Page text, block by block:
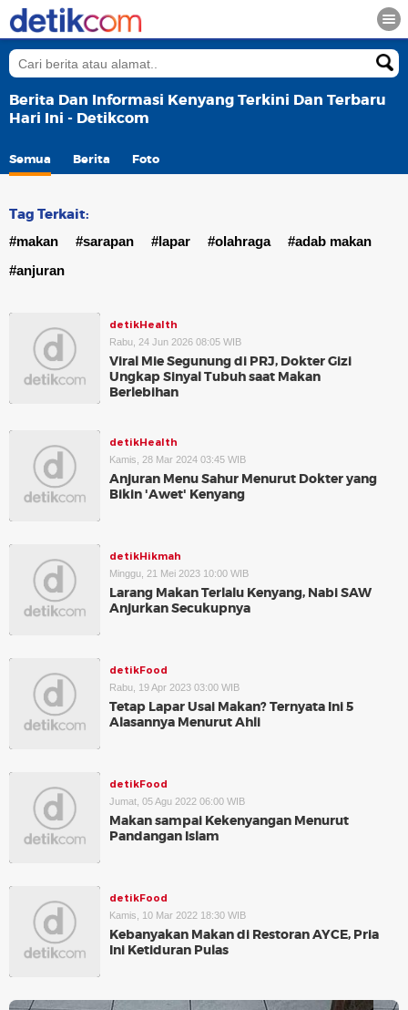
Berita Dan Informasi Kenyang Terkini Dan Terbaru
Hari Ini - Detikcom
Semua Berita Foto
Tag Terkait:
#makan #sarapan #lapar #olahraga
#adab makan
#anjuran
detikHealth
Rabu, 24 Jun 2026 08:05 WIB
Viral Mie Segunung di PRJ, Dokter Gizi
Ungkap Sinyal Tubuh saat Makan
Berlebihan
detikHealth
Kamis, 28 Mar 2024 03:45 WIB
Anjuran Menu Sahur Menurut Dokter yang
Bikin 'Awet' Kenyang
detikHikmah
Minggu, 21 Mei 2023 10:00 WIB
Larang Makan Terlalu Kenyang, Nabi SAW
Anjurkan Secukupnya
detikFood
Rabu, 19 Apr 2023 03:00 WIB
Tetap Lapar Usai Makan? Ternyata Ini 5
Alasannya Menurut Ahli
detikFood
Jumat, 05 Agu 2022 06:00 WIB
Makan sampai Kekenyangan Menurut
Pandangan Islam
detikFood
Kamis, 10 Mar 2022 18:30 WIB
Kebanyakan Makan di Restoran AYCE, Pria
Ini Ketiduran Pulas